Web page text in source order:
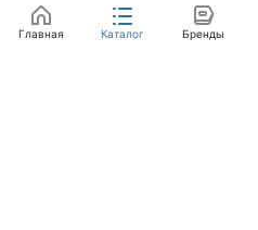
Главная Каталог Бренды